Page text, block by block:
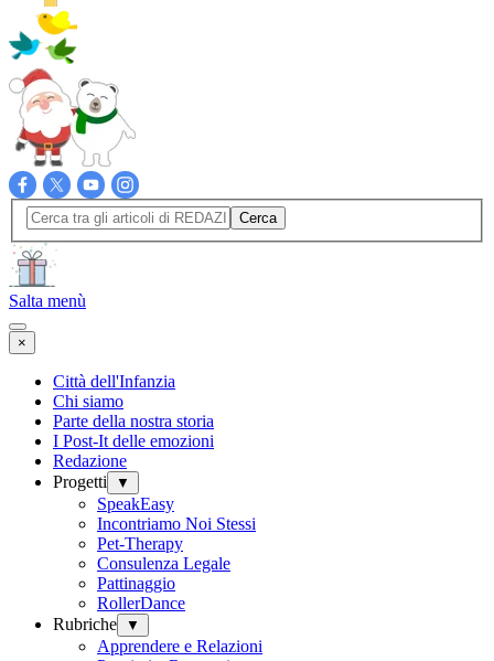
Cerca
Salta menù
×
Città dell'Infanzia
Chi siamo
Parte della nostra storia
I Post-It delle emozioni
Redazione
Progetti
▼
SpeakEasy
Incontriamo Noi Stessi
Pet-Therapy
Consulenza Legale
Pattinaggio
RollerDance
Rubriche
▼
Apprendere e Relazioni